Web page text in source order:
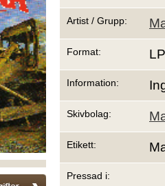
Artist / Grupp:
Format: LP
Information:
Skivbolag:
Etikett:
Pressad i: